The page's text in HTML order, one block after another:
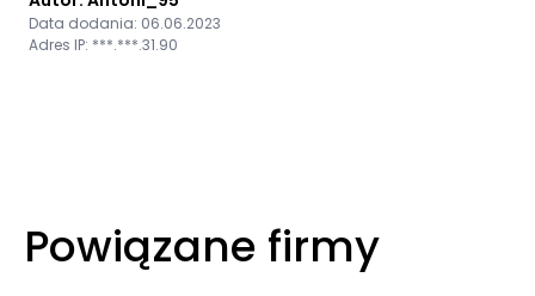
Data dodania: 06.06.2023
Adres IP: ***.***.31.90
Powiązane firmy